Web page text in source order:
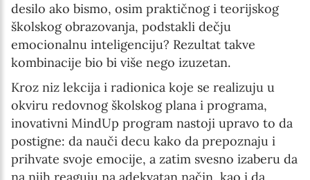
desilo ako bismo, osim praktičnog i teorijskog
školskog obrazovanja, podstakli dečju
emocionalnu inteligenciju? Rezultat takve
kombinacije bio bi više nego izuzetan.
Kroz niz lekcija i radionica koje se realizuju u
okviru redovnog školskog plana i programa,
inovativni MindUp program nastoji upravo to da
postigne: da nauči decu kako da prepoznaju i
prihvate svoje emocije, a zatim svesno izaberu da